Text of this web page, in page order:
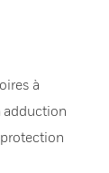
à
adduction
protection